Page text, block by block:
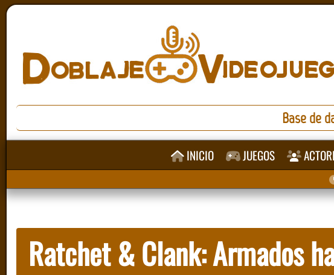
Base de
INICIO JUEGOS
Ratchet & Clank: Armados